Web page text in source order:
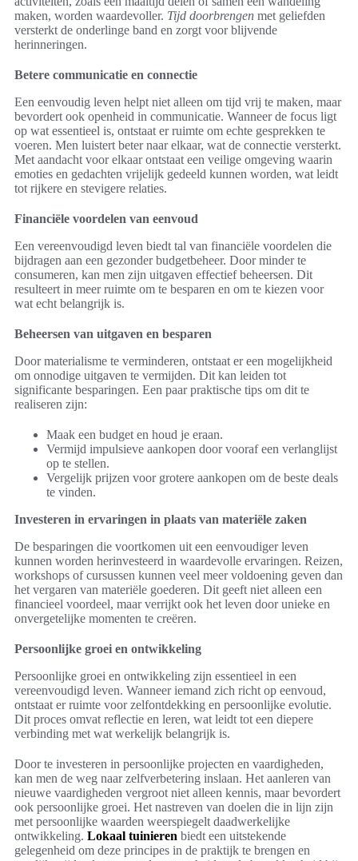
maken, worden waardevoller. Tijd doorbrengen met geliefden
versterkt de onderlinge band en zorgt voor blijvende
herinneringen.
Betere communicatie en connectie
Een eenvoudig leven helpt niet alleen om tijd vrij te maken, maar
bevordert ook openheid in communicatie. Wanneer de focus ligt
op wat essentieel is, ontstaat er ruimte om echte gesprekken te
voeren. Men luistert beter naar elkaar, wat de connectie versterkt.
Met aandacht voor elkaar ontstaat een veilige omgeving waarin
emoties en gedachten vrijelijk gedeeld kunnen worden, wat leidt
tot rijkere en stevigere relaties.
Financiële voordelen van eenvoud
Een vereenvoudigd leven biedt tal van financiële voordelen die
bijdragen aan een gezonder budgetbeheer. Door minder te
consumeren, kan men zijn uitgaven effectief beheersen. Dit
resulteert in meer ruimte om te besparen en om te kiezen voor
wat echt belangrijk is.
Beheersen van uitgaven en besparen
Door materialisme te verminderen, ontstaat er een mogelijkheid
om onnodige uitgaven te vermijden. Dit kan leiden tot
significante besparingen. Een paar praktische tips om dit te
realiseren zijn:
Maak een budget en houd je eraan.
Vermijd impulsieve aankopen door vooraf een verlanglijst
op te stellen.
Vergelijk prijzen voor grotere aankopen om de beste deals
te vinden.
Investeren in ervaringen in plaats van materiële zaken
De besparingen die voortkomen uit een eenvoudiger leven
kunnen worden herinvesteerd in waardevolle ervaringen. Reizen,
workshops of cursussen kunnen veel meer voldoening geven dan
het vergaren van materiële goederen. Dit geeft niet alleen een
financieel voordeel, maar verrijkt ook het leven door unieke en
onvergetelijke momenten te creëren.
Persoonlijke groei en ontwikkeling
Persoonlijke groei en ontwikkeling zijn essentieel in een
vereenvoudigd leven. Wanneer iemand zich richt op eenvoud,
ontstaat er ruimte voor zelfontdekking en persoonlijke evolutie.
Dit proces omvat reflectie en leren, wat leidt tot een diepere
verbinding met wat werkelijk belangrijk is.
Door te investeren in persoonlijke projecten en vaardigheden,
kan men de weg naar zelfverbetering inslaan. Het aanleren van
nieuwe vaardigheden vergroot niet alleen kennis, maar bevordert
ook persoonlijke groei. Het nastreven van doelen die in lijn zijn
met persoonlijke waarden weerspiegelt daadwerkelijke
ontwikkeling. Lokaal tuinieren biedt een uitstekende
gelegenheid om deze principes in de praktijk te brengen en